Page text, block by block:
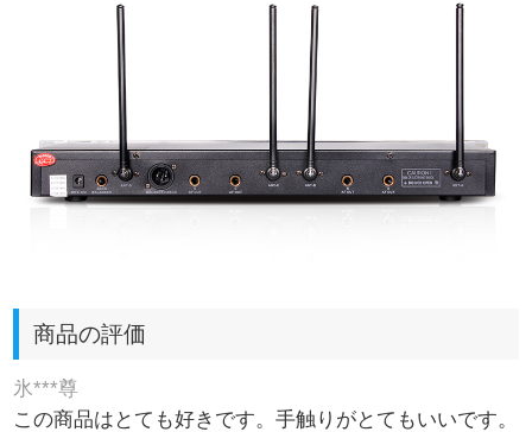
商品の評価
氷***尊
この商品はとても好きです。手触りがとてもいいです。